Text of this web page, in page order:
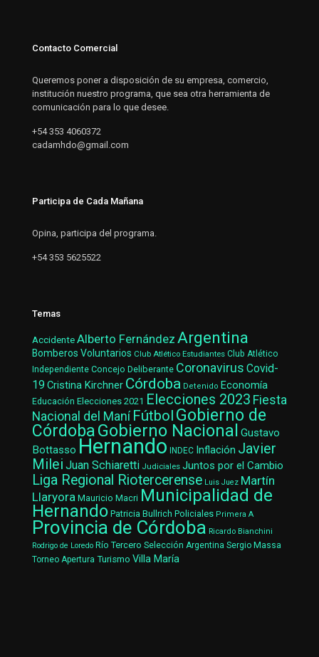
Contacto Comercial
Queremos poner a disposición de su empresa, comercio,
institución nuestro programa, que sea otra herramienta de
comunicación para lo que desee.
+54 353 4060372
cadamhdo@gmail.com
Participa de Cada Mañana
Opina, participa del programa.
+54 353 5625522
Temas
AccidenteAlberto Fernández Argentina
Bomberos Voluntarios Club Atlético Estudiantes Club Atlético
Independiente Concejo Deliberante Coronavirus Covid-
19 Cristina Kirchner Córdoba Detenido Economía
Educación Elecciones 2021 Elecciones 2023 Fiesta
Nacional del Maní Fútbol Gobierno de
CórdobaGobierno Nacional Gustavo
Bottasso Hernando INDEC Inflación Javier
Milei Juan Schiaretti Judiciales Juntos por el Cambio
Liga Regional Riotercerense Luis Juez Martín
Llaryora Mauricio Macri Municipalidad de
Hernando Patricia Bullrich Policiales Primera A
Provincia de Córdoba Ricardo Bianchini
Rodrigo de Loredo Río Tercero Selección Argentina Sergio Massa
Torneo Apertura Turismo Villa María